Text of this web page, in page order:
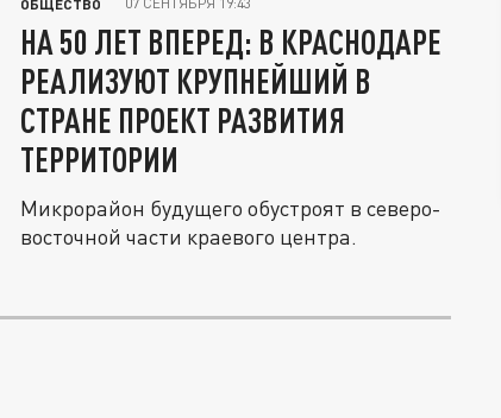
ОБЩЕСТВО
НА 50 ЛЕТ ВПЕРЕД: В КРАСНОДАРЕ
РЕАЛИЗУЮТ КРУПНЕЙШИЙ В
СТРАНЕ ПРОЕКТ РАЗВИТИЯ
ТЕРРИТОРИИ
Микрорайон будущего обустроят в северо-
восточной части краевого центра.